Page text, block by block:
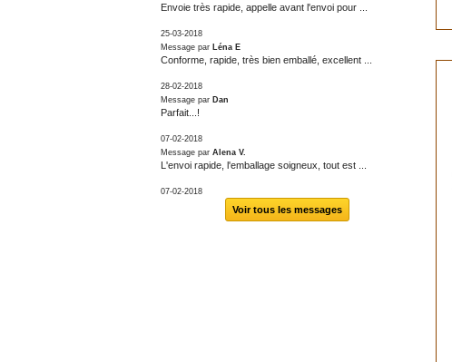
Envoie très rapide, appelle avant l'envoi pour ...
25-03-2018
Message par Léna E
Conforme, rapide, très bien emballé, excellent ...
28-02-2018
Message par Dan
Parfait...!
07-02-2018
Message par Alena V.
L'envoi rapide, l'emballage soigneux, tout est ...
07-02-2018
Voir tous les messages